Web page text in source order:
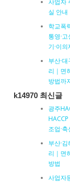
사업자
실 안내
학교폭
통영·
기·이
부산·
리｜면
방법까
k14970 최신글
광주
조업·
부산·
리｜면
방법
사업자